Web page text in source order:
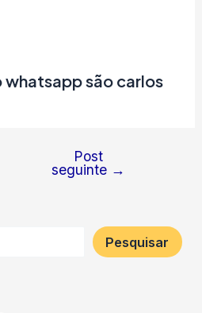
são carlos
Post
seguinte →
Pesquisar